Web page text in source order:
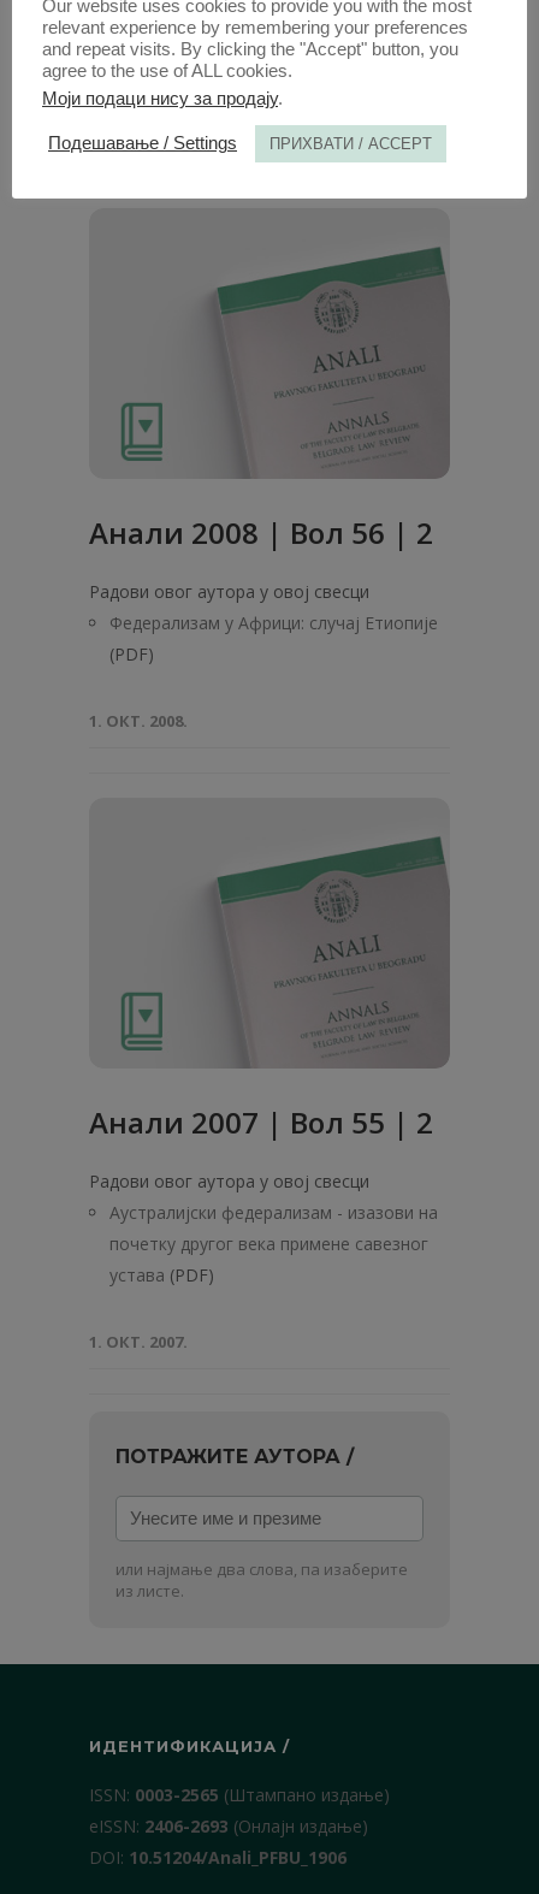
УСТАВНОСТИ СТАТУТА КАТАЛОНИЈЕ И
ЊЕНЕ ПОСЛЕДИЦЕ (PDF)
1. ОКТ. 2012.
Анали 2008 | Вол 56 | 2
Радови овог аутора у овој свесци
Федерализам у Африци: случај Етиопије
(PDF)
1. ОКТ. 2008.
Анали 2007 | Вол 55 | 2
Радови овог аутора у овој свесци
Аустралијски федерализам - изазови на
почетку другог века примене савезног
устава (PDF)
1. ОКТ. 2007.
ПОТРАЖИТЕ АУТОРА /
Унесите
име
и
презиме
или најмање два слова, па изаберите
из листе.
ИДЕНТИФИКАЦИЈА /
ISSN: 0003-2565 (Штампано издање)
еISSN: 2406-2693 (Онлајн издање)
DOI: 10.51204/Anali_PFBU_1906
Our website uses cookies to provide you with the most
relevant experience by remembering your preferences
and repeat visits. By clicking the "Accept" button, you
agree to the use of ALL cookies.
Моји подаци нису за продају.
Подешавање / Settings ПРИХВАТИ / ACCEPT